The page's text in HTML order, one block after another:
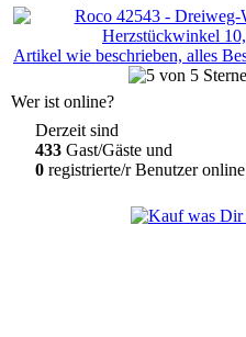
Artikel wie beschrieben, alles
Wer ist online?
Derzeit sind
433 Gast/Gäste und
0 registrierte/r Benutzer online